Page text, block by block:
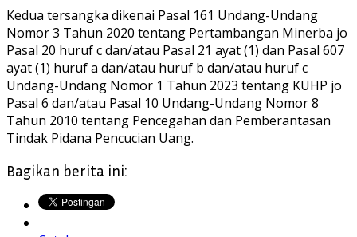
Kedua tersangka dikenai Pasal 161 Undang-Undang
Nomor 3 Tahun 2020 tentang Pertambangan Minerba jo
Pasal 20 huruf c dan/atau Pasal 21 ayat (1) dan Pasal 607
ayat (1) huruf a dan/atau huruf b dan/atau huruf c
Undang-Undang Nomor 1 Tahun 2023 tentang KUHP jo
Pasal 6 dan/atau Pasal 10 Undang-Undang Nomor 8
Tahun 2010 tentang Pencegahan dan Pemberantasan
Tindak Pidana Pencucian Uang.
Bagikan berita ini: